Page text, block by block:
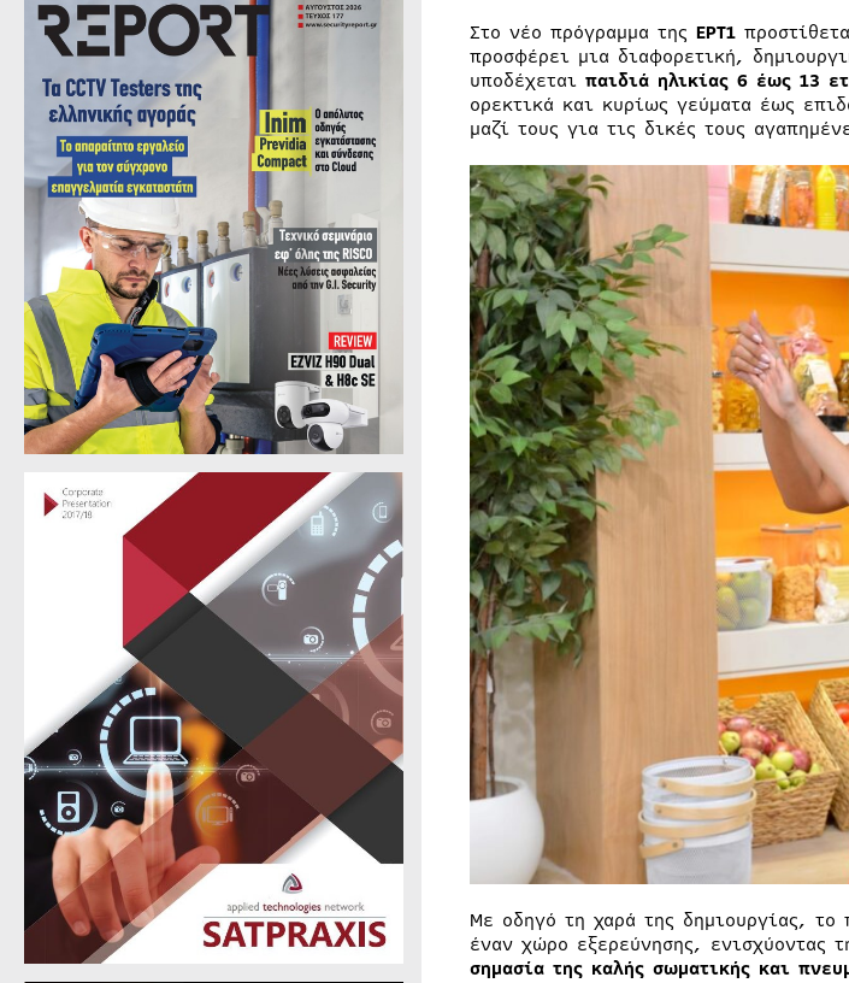
Στο νέο πρόγραμμα της ΕΡΤ1
προσφέρει μια διαφορετική,
υποδέχεται παιδιά ηλικίας 6 έως 13
ορεκτικά και κυρίως γεύματα έως
μαζί τους για τις δικές τους
Με οδηγό τη χαρά της δημιουργίας, το
έναν χώρο εξερεύνησης, ενισχύοντας
σημασία της καλής σωματικής και